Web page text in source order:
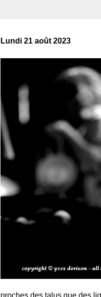
Lundi 21 août 2023
proches des talus que des